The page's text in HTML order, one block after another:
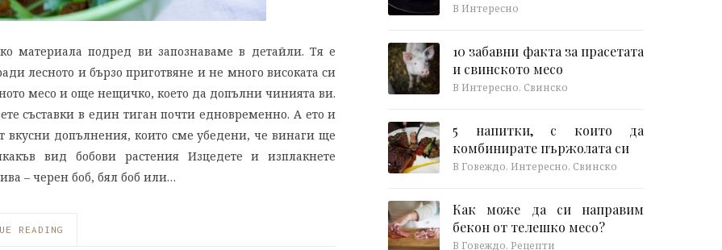
материала подред ви запознаваме в детайли. Тя е
лесното и бързо приготвяне и не много високата си
месо и още нещичко, което да допълни чинията ви.
съставки в един тиган почти едновременно. А ето и
допълнения, които сме убедени, че винаги ще
вид бобови растения Изцедете и изплакнете
– черен боб, бял боб или…
READING
В Интересно
10 забавни факта за прасетата
и свинското месо
В Интересно, Свинско
5 напитки, с които да
комбинирате пържолата си
В Говеждо, Интересно, Свинско
Как може да си направим
бекон от телешко месо?
В Говеждо, Рецепти